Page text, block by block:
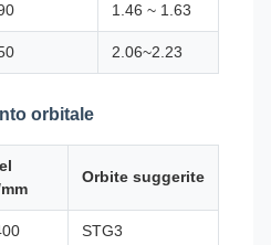
1.46 ~ 1.63
2.06~2.23
orbitale
Orbite suggerite
STG3